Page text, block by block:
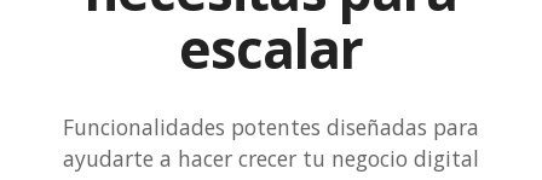
escalar
Funcionalidades potentes diseñadas para
ayudarte a hacer crecer tu negocio digital